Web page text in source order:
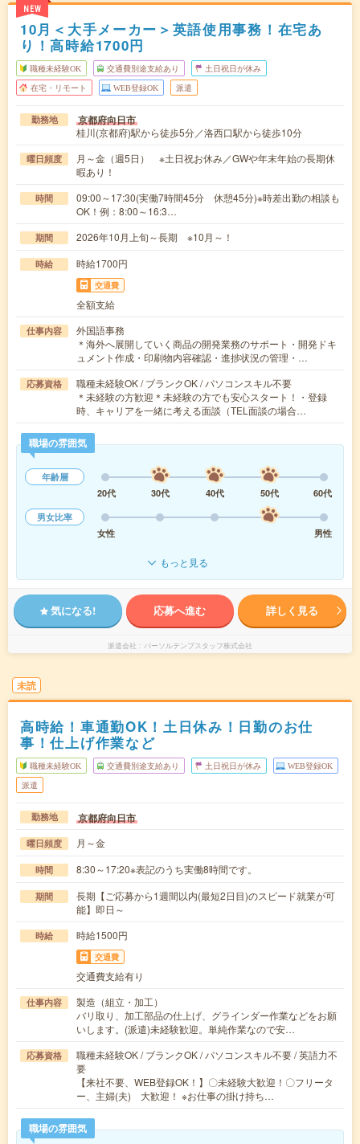
NEW
10月＜大手メーカー＞英語使用事務！在宅あ
り！高時給1700円
職種未経験OK 交通費別途支給あり 土日祝日が休み
在宅・リモート WEB登録OK 派遣
勤務地 京都府向日市
桂川(京都府)駅から徒歩5分／洛西口駅から徒歩10分
曜日頻度
月～金（週5日） ※土日祝お休み／GWや年末年始の長期休
暇あり！
時間
09:00～17:30(実働7時間45分 休憩45分)※時差出勤の相談も
OK！例：8:00～16:3…
期間 2026年10月上旬～長期 ※10月～！
時給 時給1700円
交通費
全額支給
仕事内容
外国語事務
＊海外へ展開していく商品の開発業務のサポート・開発ドキ
ュメント作成・印刷物内容確認・進捗状況の管理・…
応募資格
職種未経験OK / ブランクOK / パソコンスキル不要
＊未経験の方歓迎＊未経験の方でも安心スタート！・登録
時、キャリアを一緒に考える面談（TEL面談の場合…
職場の雰囲気
年齢層
20代
30代 40代 50代
60代
男女比率
女性
男性
もっと見る
気になる! 応募へ進む 詳しく見る
派遣会社 パーソルテンプスタッフ株式会社
未読
高時給！車通勤OK！土日休み！日勤のお仕
事！仕上げ作業など
職種未経験OK 交通費別途支給あり 土日祝日が休み WEB登録OK
派遣
勤務地 京都府向日市
曜日頻度 月～金
時間 8:30～17:20※表記のうち実働8時間です。
期間
長期【ご応募から1週間以内(最短2日目)のスピード就業が可
能】即日～
時給 時給1500円
交通費
交通費支給有り
仕事内容
製造（組立・加工）
バリ取り、加工部品の仕上げ、グラインダー作業などをお願
いします。(派遣)未経験歓迎。単純作業なので安…
応募資格
職種未経験OK / ブランクOK / パソコンスキル不要 / 英語力不
要
【来社不要、WEB登録OK！】〇未経験大歓迎！〇フリータ
ー、主婦(夫) 大歓迎！ ※お仕事の掛け持ち…
職場の雰囲気